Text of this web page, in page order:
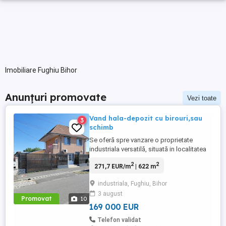
Imobiliare Fughiu Bihor
Anunțuri promovate Vezi toate
Promovat 10
3
Vand hala-depozit cu birouri,sau
schimb
Se oferă spre vanzare o proprietate
industriala versatilă, situată in localitatea
Oradea spre Cluj pe DN1,sau schimb cu
cabinete medicale. Proprietatea este
compusă din clădire
administrativă(birouri),clădire
271,7 EUR/m2| 622 m2
industriala, Fughiu, Bihor
3 august
169 000 EUR
Telefon validat